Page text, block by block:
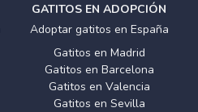
GATITOS EN ADOPCIÓN
Adoptar gatitos en España
Gatitos en Madrid
Gatitos en Barcelona
Gatitos en Valencia
Gatitos en Sevilla